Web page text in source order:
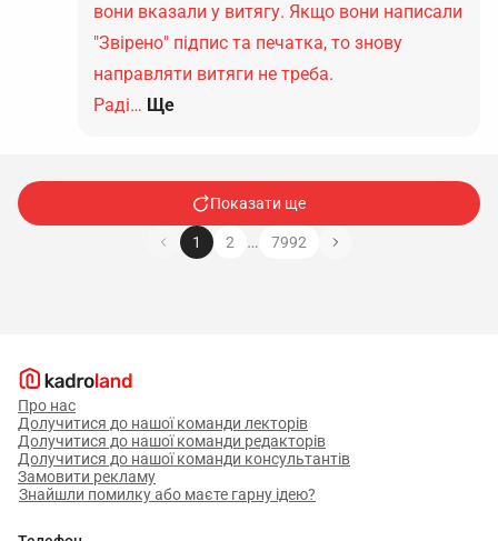
вони вказали у витягу. Якщо вони написали
"Звірено" підпис та печатка, то знову
направляти витяги не треба.
Раді… Ще
Показати ще
1 2 … 7992
Про нас
Долучитися до нашої команди лекторів
Долучитися до нашої команди редакторів
Долучитися до нашої команди консультантів
Замовити рекламу
Знайшли помилку або маєте гарну ідею?